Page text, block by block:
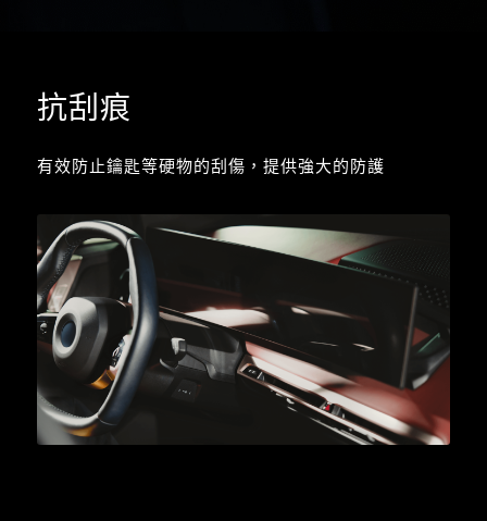
抗刮痕
有效防止鑰匙等硬物的刮傷，提供強大的防護